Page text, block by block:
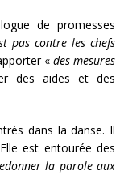
de promesses
pas contre les chefs
« des mesures
des aides et des
dans la danse. Il
est entourée des
la parole aux